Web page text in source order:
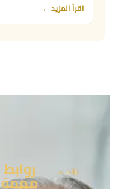
اقرأ المزيد ←
روابط
مهمة